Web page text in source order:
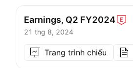
Earnings, Q2 FY2024
21 thg 8, 2024
Trang trình chiếu